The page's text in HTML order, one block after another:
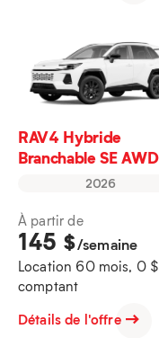
RAV4 Hybride
Branchable SE AWD
2026
À partir de
145 $/semaine
Location 60 mois, 0
comptant
Détails de l'offre